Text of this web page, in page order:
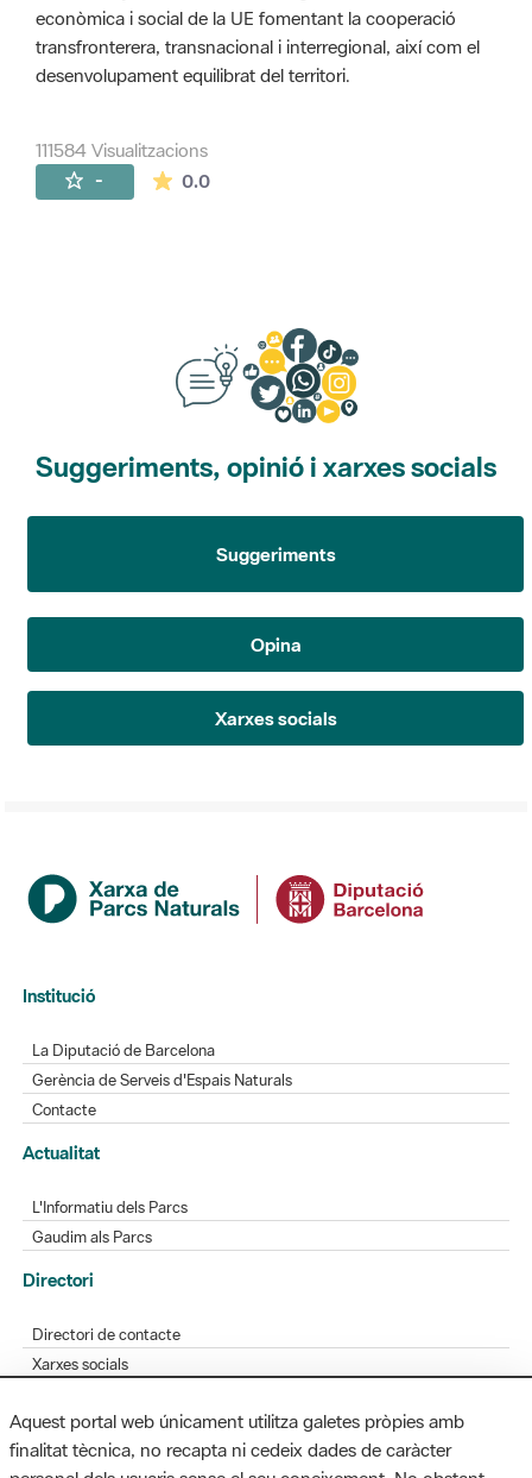
econòmica i social de la UE fomentant la cooperació
transfronterera, transnacional i interregional, així com el
desenvolupament equilibrat del territori.
111584 Visualitzacions
- 0.0La mitjana de les valoracions és de 0
Suggeriments, opinió i xarxes socials
Suggeriments
Opina
Xarxes socials
Institució
La Diputació de Barcelona
Gerència de Serveis d'Espais Naturals
Contacte
Actualitat
L'Informatiu dels Parcs
Gaudim als Parcs
Directori
Directori de contacte
Xarxes socials
Bústia de suggeriments
Opineu sobre els parcs
Aquest portal web únicament utilitza galetes pròpies amb
finalitat tècnica, no recapta ni cedeix dades de caràcter